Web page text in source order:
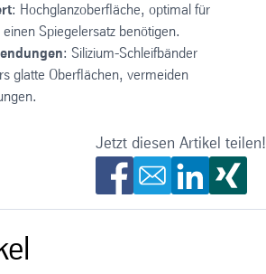
: Hochglanzoberfläche, optimal für
Spiegelersatz benötigen.
: Silizium-Schleifbänder
glatte Oberflächen, vermeiden
Jetzt diesen Artikel teilen!